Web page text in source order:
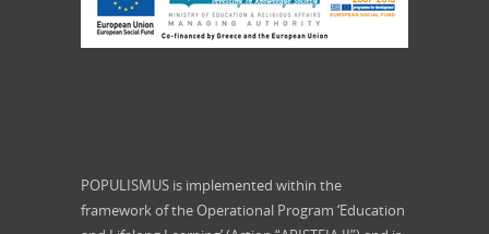
POPULISMUS is implemented within the
framework of the Operational Program ‘Education